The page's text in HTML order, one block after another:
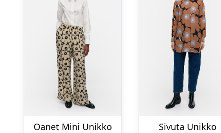
Oanet Mini Unikko
Sivuta Unikko